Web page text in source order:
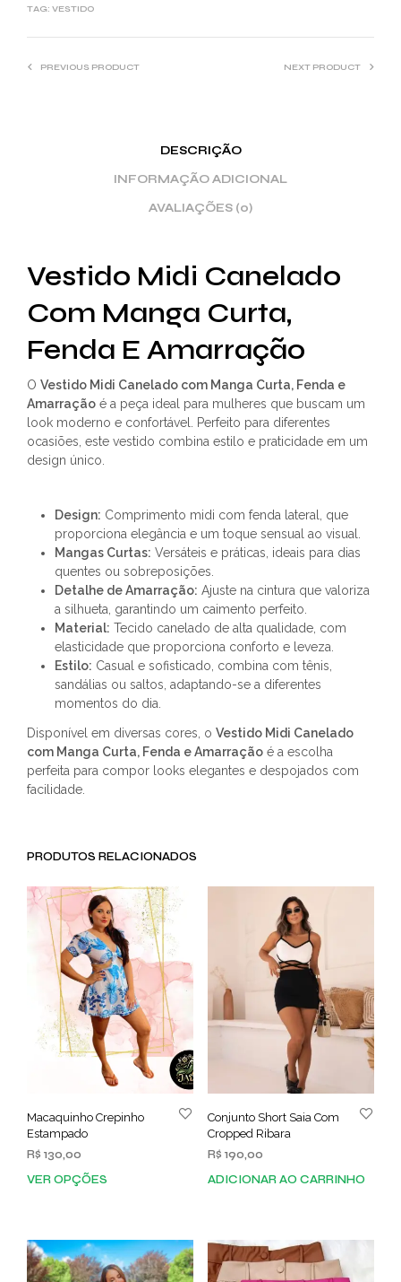
TAG: VESTIDO
PREVIOUS PRODUCT NEXT PRODUCT
DESCRIÇÃO
INFORMAÇÃO ADICIONAL
AVALIAÇÕES (0)
Vestido Midi Canelado
Com Manga Curta,
Fenda E Amarração
O Vestido Midi Canelado com Manga Curta, Fenda e
Amarração é a peça ideal para mulheres que buscam um
look moderno e confortável. Perfeito para diferentes
ocasiões, este vestido combina estilo e praticidade em um
design único.
Design: Comprimento midi com fenda lateral, que
proporciona elegância e um toque sensual ao visual.
Mangas Curtas: Versáteis e práticas, ideais para dias
quentes ou sobreposições.
Detalhe de Amarração: Ajuste na cintura que valoriza
a silhueta, garantindo um caimento perfeito.
Material: Tecido canelado de alta qualidade, com
elasticidade que proporciona conforto e leveza.
Estilo: Casual e sofisticado, combina com tênis,
sandálias ou saltos, adaptando-se a diferentes
momentos do dia.
Disponível em diversas cores, o Vestido Midi Canelado
com Manga Curta, Fenda e Amarração é a escolha
perfeita para compor looks elegantes e despojados com
facilidade.
PRODUTOS RELACIONADOS
Macaquinho Crepinho
Estampado
R$ 130,00
VER OPÇÕES
Este
várias
variantes.
As
Conjunto Short Saia Com
Cropped Ribara
R$ 190,00
ADICIONAR AO CARRINHO